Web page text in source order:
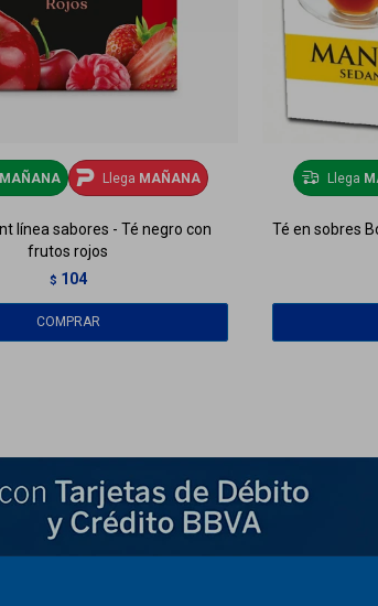
MAÑANA Llega MAÑANA
línea sabores - Té negro con
frutos rojos
$ 104
Llega
Té en sobres